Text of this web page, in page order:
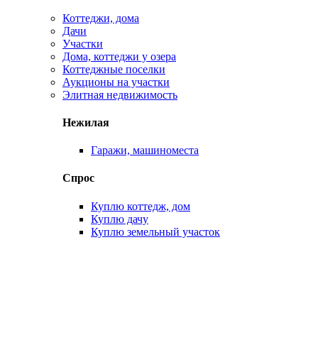
Коттеджи, дома
Дачи
Участки
Дома, коттеджи у озера
Коттеджные поселки
Аукционы на участки
Элитная недвижимость
Нежилая
Гаражи, машиноместа
Спрос
Куплю коттедж, дом
Куплю дачу
Куплю земельный участок